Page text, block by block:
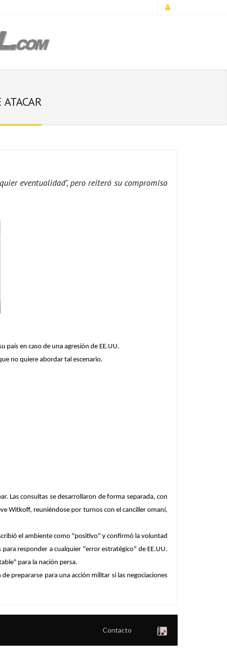
eventualidad", pero reiteró su compromiso
país en caso de una agresión de EE.UU.
no quiere abordar tal escenario.
Las consultas se desarrollaron de forma separada, con
Witkoff, reuniéndose por turnos con el canciller omaní,
el ambiente como "positivo" y confirmó la voluntad
responder a cualquier "error estratégico" de EE.UU.
para la nación persa.
prepararse para una acción militar si las negociaciones
Contacto